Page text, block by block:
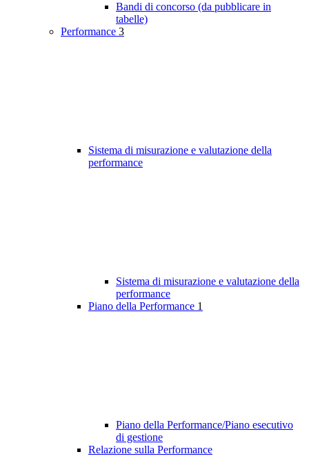
Bandi di concorso (da pubblicare in
tabelle)
Performance 3
Sistema di misurazione e valutazione della
performance
Sistema di misurazione e valutazione della
performance
Piano della Performance 1
Piano della Performance/Piano esecutivo
di gestione
Relazione sulla Performance